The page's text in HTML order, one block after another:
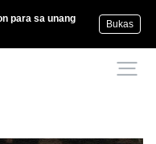
para sa unang
Bukas